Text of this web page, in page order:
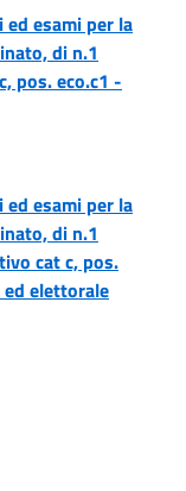
esami per la
di n.1
pos. eco.c1 -
esami per la
di n.1
cat c, pos.
elettorale